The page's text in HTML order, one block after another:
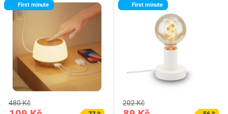
First minute
480 Kč
First minute
202 Kč